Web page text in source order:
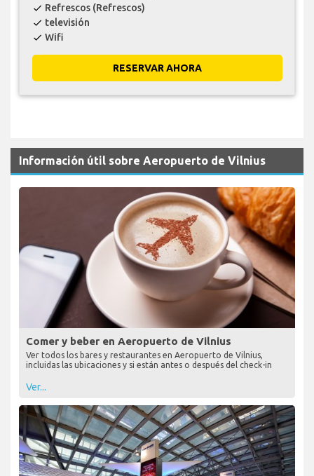
check Refrescos (Refrescos)
check televisión
check Wifi
RESERVAR AHORA
Información útil sobre Aeropuerto de Vilnius
Comer y beber en Aeropuerto de Vilnius
Ver todos los bares y restaurantes en Aeropuerto de Vilnius,
incluidas las ubicaciones y si están antes o después del check-in
Ver...